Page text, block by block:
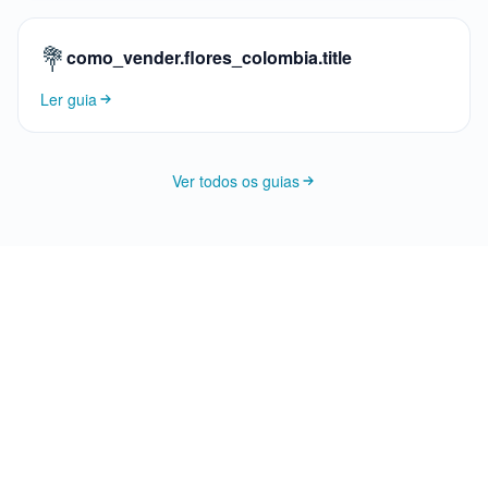
💐como_vender.flores_colombia.title
Ler guia
Ver todos os guias